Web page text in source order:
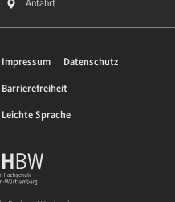
Anfahrt
Impressum Datenschutz
Barrierefreiheit
Leichte Sprache